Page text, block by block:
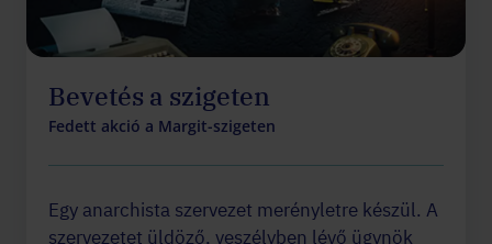
Bevetés a szigeten
Fedett akció a Margit-szigeten
Egy anarchista szervezet merényletre készül. A
szervezetet üldöző, veszélyben lévő ügynök